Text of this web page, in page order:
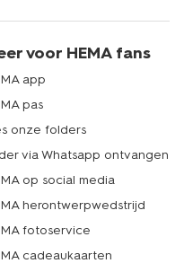
voor HEMA fans
app
pas
onze folders
via Whatsapp ontvangen
op social media
herontwerpwedstrijd
fotoservice
cadeaukaarten